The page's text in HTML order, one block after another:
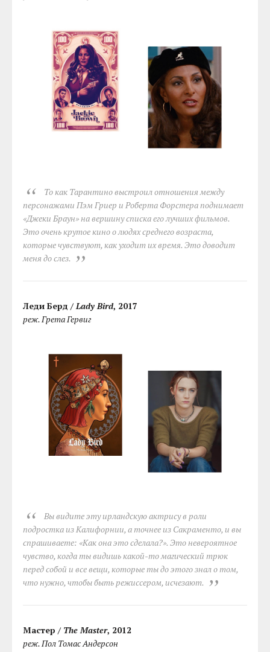
То как Тарантино выстроил отношения между
персонажами Пэм Гриер и Роберта Форстера поднимает
«Джеки Браун» на вершину списка его лучших фильмов.
Это очень крутое кино о людях среднего возраста,
которые чувствуют, как уходит их время. Это доводит
меня до слез.
Леди Берд /Lady Bird, 2017
реж. Грета Гервиг
Вы видите эту ирландскую актрису в роли
подростка из Калифорнии, а точнее из Сакраменто, и вы
спрашиваете: «Как она это сделала?». Это невероятное
чувство, когда ты видишь какой-то магический трюк
перед собой и все вещи, которые ты до этого знал о том,
что нужно, чтобы быть режиссером, исчезают.
Мастер / The Master, 2012
реж. Пол Томас Андерсон